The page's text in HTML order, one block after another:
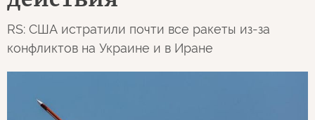
RS: США истратили почти все ракеты из-за
конфликтов на Украине и в Иране